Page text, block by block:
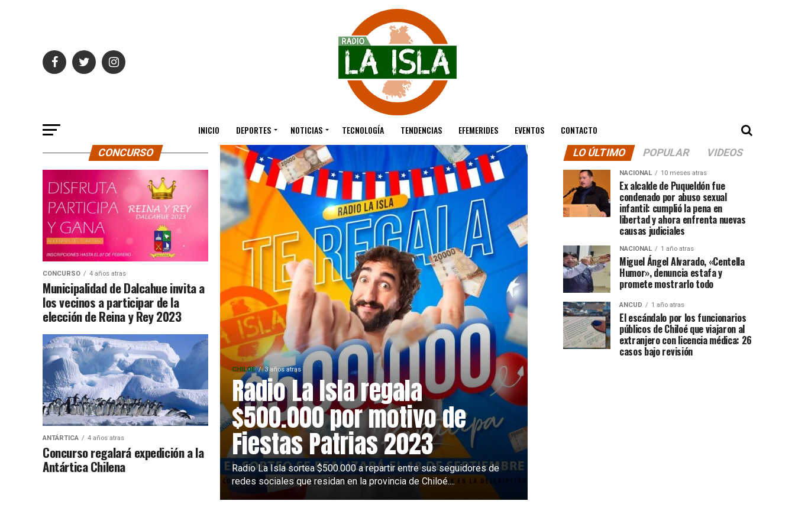
INICIO DEPORTES NOTICIAS TECNOLOGÍA TENDENCIAS EFEMERIDES EVENTOS CONTACTO
CHILOE 3 años atras
Radio La Isla regala
$500.000 por motivo de
Fiestas Patrias 2023
Radio La Isla sortea $500.000 a repartir entre sus seguidores de
redes sociales que residan en la provincia de Chiloé....
CONCURSO
CONCURSO 4 años atras
Municipalidad de Dalcahue invita a
los vecinos a participar de la
elección de Reina y Rey 2023
ANTÁRTICA 4 años atras
Concurso regalará expedición a la
Antártica Chilena
LO ÚLTIMO POPULAR VIDEOS
NACIONAL 10 meses atras
Ex alcalde de Puqueldón fue
condenado por abuso sexual
infantil: cumplió la pena en
libertad y ahora enfrenta nuevas
causas judiciales
NACIONAL 1 año atras
Miguel Ángel Alvarado, «Centella
Humor», denuncia estafa y
promete mostrarlo todo
ANCUD 1 año atras
El escándalo por los funcionarios
públicos de Chiloé que viajaron al
extranjero con licencia médica: 26
casos bajo revisión